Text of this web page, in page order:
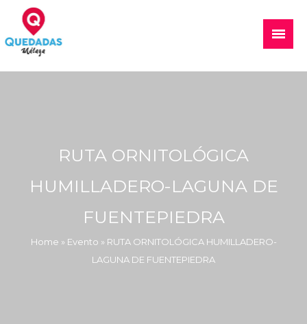
content
Quedadas, excursiones, eventos
Main
Menu
RUTA ORNITOLÓGICA
HUMILLADERO-LAGUNA DE
FUENTEPIEDRA
Home » Evento » RUTA ORNITOLÓGICA HUMILLADERO-
LAGUNA DE FUENTEPIEDRA